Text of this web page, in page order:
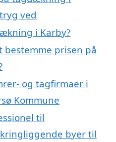
ved
i Karby?
bestemme prisen på
og tagfirmaer i
Kommune
til
byer til